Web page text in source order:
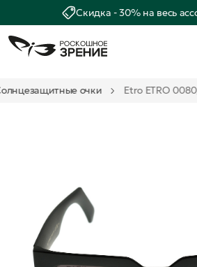
Скидка - 30% на весь
очки Etro ETRO